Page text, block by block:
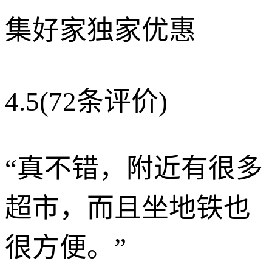
集好家独家优惠
4.5(72条评价)
“真不错，附近有很多
超市，而且坐地铁也
很方便。 ”